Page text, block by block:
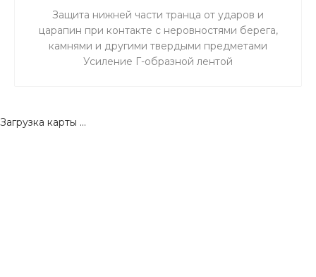
пвх Г-образной лентой
Защита нижней части транца от ударов и
царапин при контакте с неровностями берега,
камнями и другими твердыми предметами
Усиление Г-образной лентой
Загрузка карты ...